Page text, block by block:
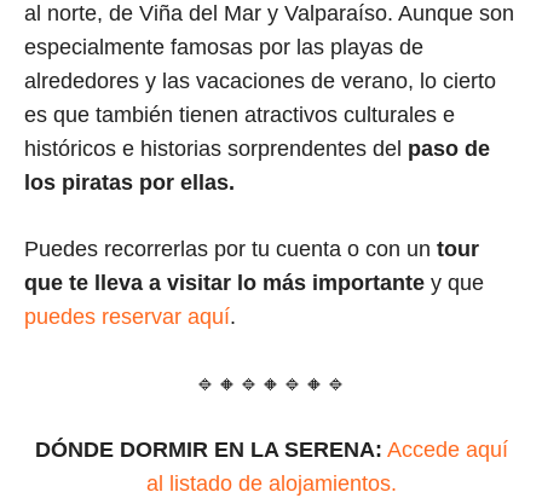
al norte, de Viña del Mar y Valparaíso. Aunque son
especialmente famosas por las playas de
alrededores y las vacaciones de verano, lo cierto
es que también tienen atractivos culturales e
históricos e historias sorprendentes del paso de
los piratas por ellas.
Puedes recorrerlas por tu cuenta o con un tour
que te lleva a visitar lo más importante y que
puedes reservar aquí.
🔹🔸🔹🔸🔹🔸🔹
DÓNDE DORMIR EN LA SERENA: Accede aquí
al listado de alojamientos.